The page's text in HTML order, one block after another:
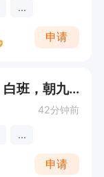
...
申请
客户邀约销售（五险，大小周，白班，朝九晚六，法定假）
42分钟前
...
申请